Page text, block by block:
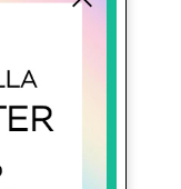
Napoli